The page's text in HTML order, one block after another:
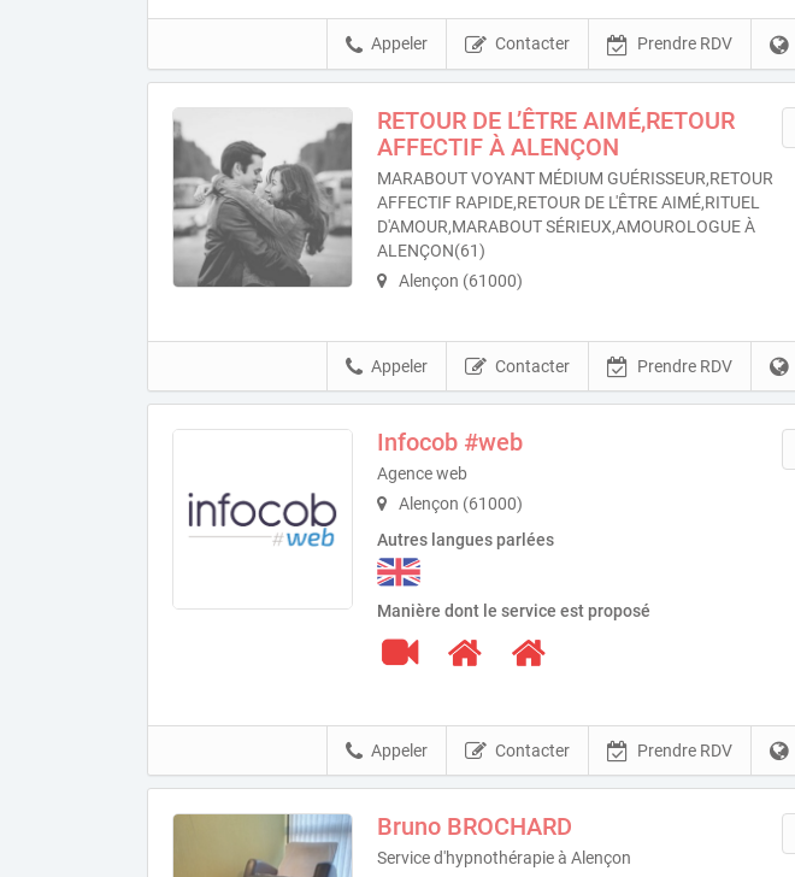
Prendre RDV
Contacter
Appeler
RETOUR DE L’ÊTRE AIMÉ,RETOUR
AFFECTIF À ALENÇON
MARABOUT VOYANT MÉDIUM GUÉRISSEUR,RETOUR
AFFECTIF RAPIDE,RETOUR DE L'ÊTRE AIMÉ,RITUEL
D'AMOUR,MARABOUT SÉRIEUX,AMOUROLOGUE À
ALENÇON(61)
Alençon (61000)
Prendre RDV
Contacter
Appeler
Infocob #web
Agence web
Alençon (61000)
Autres langues parlées
Manière dont le service est proposé
Prendre RDV
Contacter
Appeler
Bruno BROCHARD
Service d'hypnothérapie à Alençon